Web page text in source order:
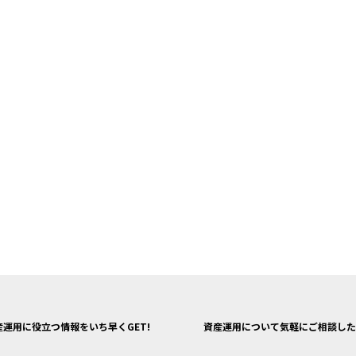
運用に役立つ情報をいち早くGET! 資産運用について気軽にご相談し